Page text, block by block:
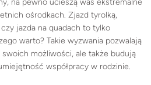
ośrodkach. Zjazd tyrolką,
jazda na quadach to tylko
warto? Takie wyzwania pozwalają
możliwości, ale także budują
współpracy w rodzinie.